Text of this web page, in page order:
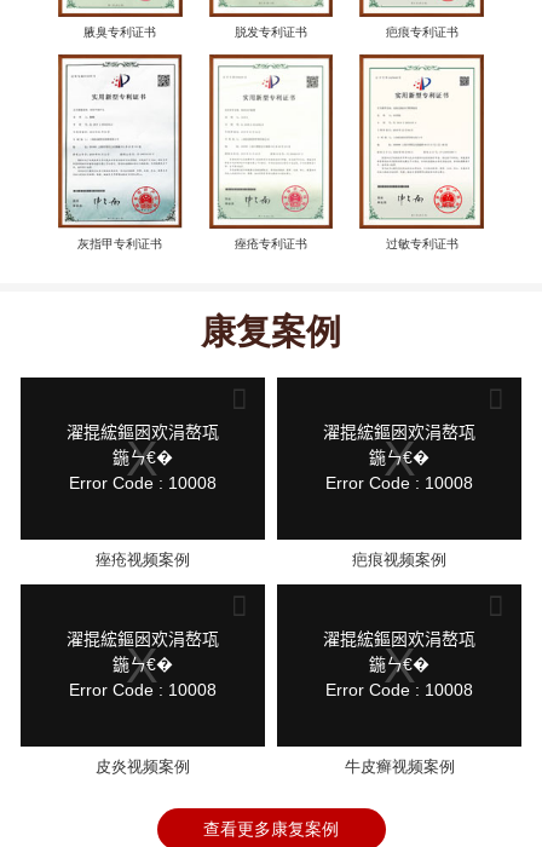
腋臭专利证书 脱发专利证书 疤痕专利证书
灰指甲专利证书 痤疮专利证书 过敏专利证书
康复案例
濯掍綋鏂囦欢涓嶅瓨
鍦ㄣ€�
Error Code : 10008
鍏
棴
獥
痤疮视频案例
濯掍綋鏂囦欢涓嶅瓨
鍦ㄣ€�
Error Code : 10008
鍏
棴
獥
疤痕视频案例
濯掍綋鏂囦欢涓嶅瓨
鍦ㄣ€�
Error Code : 10008
鍏
棴
獥
皮炎视频案例
濯掍綋鏂囦欢涓嶅瓨
鍦ㄣ€�
Error Code : 10008
鍏
棴
獥
牛皮癣视频案例
查看更多康复案例